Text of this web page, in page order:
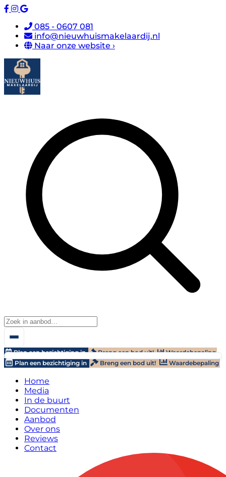
085 - 0607 081
info@nieuwhuismakelaardij.nl
Naar onze website ›
Plan een bezichtiging in Breng een bod uit!
Waardebepaling
Plan een bezichtiging in
Breng een bod uit! Waardebepaling
Home
Media
In de buurt
Documenten
Aanbod
Over ons
Reviews
Contact